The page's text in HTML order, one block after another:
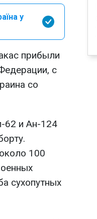
у
прибыли
с
со
62 и Ан-124
100
сухопутных